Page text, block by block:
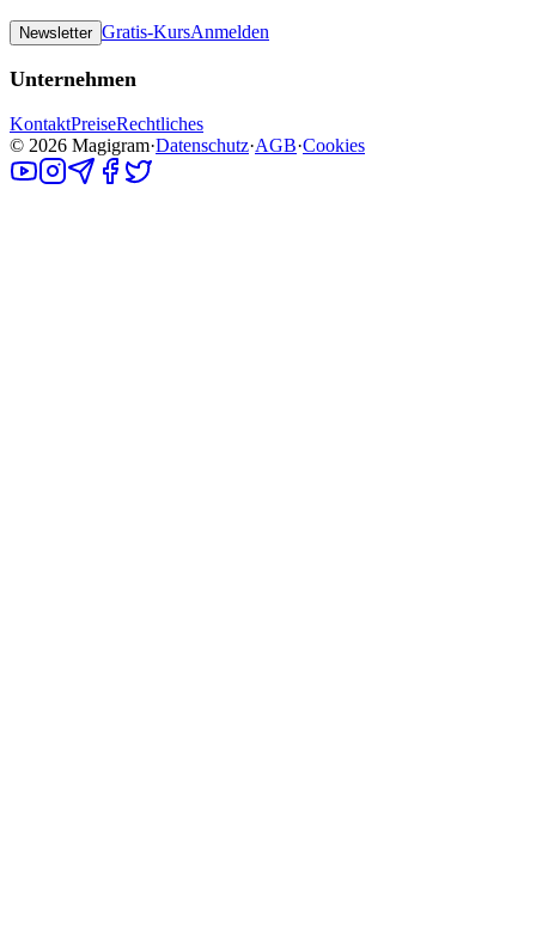
Newsletter Gratis-KursAnmelden
Unternehmen
KontaktPreiseRechtliches
© 2026 Magigram·Datenschutz·AGB·Cookies